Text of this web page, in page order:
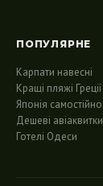
ПОПУЛЯРНЕ
Карпати навесні
Кращі пляжі Греції
Японія самостійно
Дешеві авіаквитки
Готелі Одеси